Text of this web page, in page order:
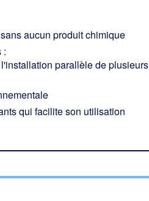
aucun produit chimique
:
parallèle de plusieurs
qui facilite son utilisation